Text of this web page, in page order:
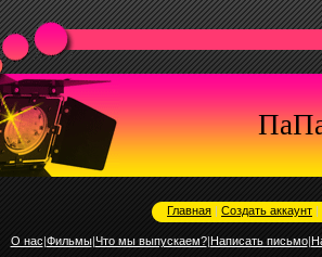
Главная | Создать аккаунт |
О нас|Фильмы|Что мы выпускаем?|Написать письмо|